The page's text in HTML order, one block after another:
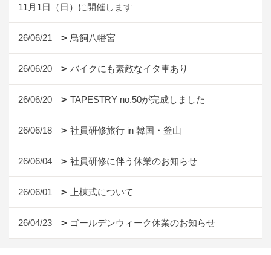
11月1日（日）に開催します
26/06/21 鳥飼八幡宮
26/06/20 バイクにも素敵なイタ車あり
26/06/20 TAPESTRY no.50が完成しました
26/06/18 社員研修旅行 in 韓国・釜山
26/06/04 社員研修に伴う休業のお知らせ
26/06/01 上棟式について
26/04/23 ゴールデンウィーク休業のお知らせ